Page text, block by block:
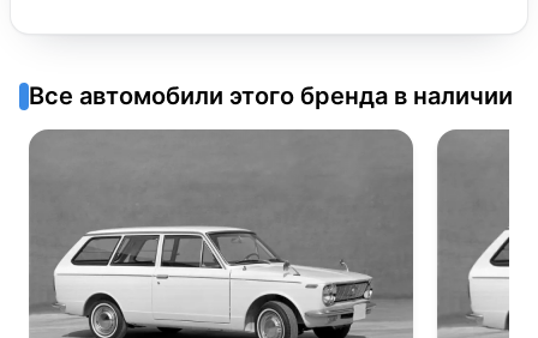
Все автомобили этого бренда в наличии